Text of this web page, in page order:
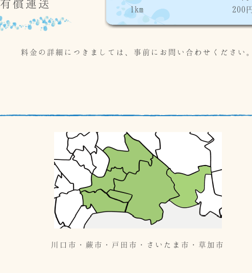
有償運送
1km
200
料金の詳細につきましては、事前にお問い合わせください
川口市・蕨市・戸田市・さいたま市・草加市